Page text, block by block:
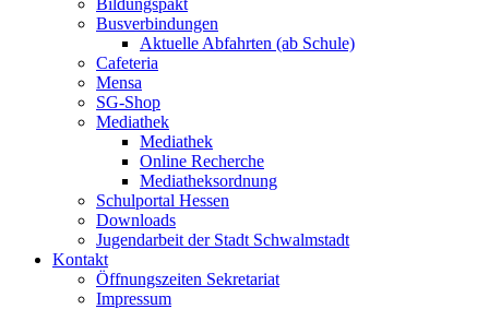
Bildungspakt
Busverbindungen
Aktuelle Abfahrten (ab Schule)
Cafeteria
Mensa
SG-Shop
Mediathek
Mediathek
Online Recherche
Mediatheksordnung
Schulportal Hessen
Downloads
Jugendarbeit der Stadt Schwalmstadt
Kontakt
Öffnungszeiten Sekretariat
Impressum